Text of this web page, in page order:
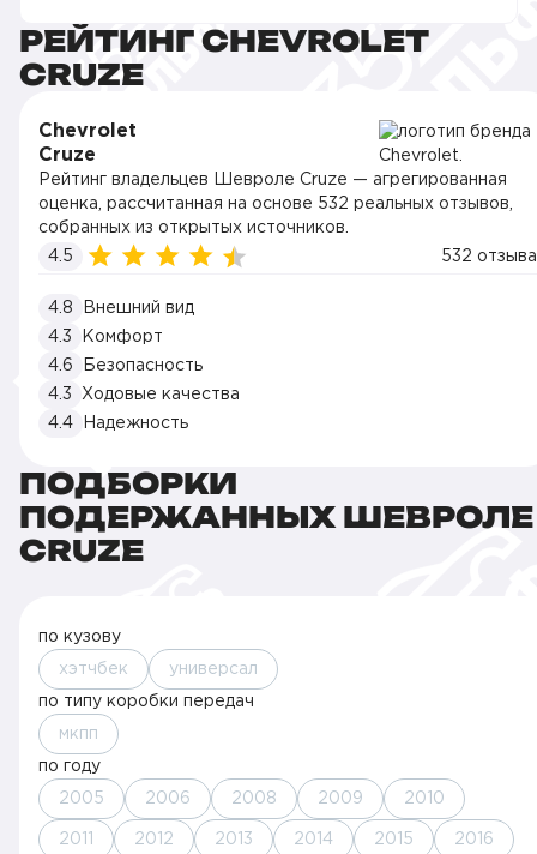
РЕЙТИНГ CHEVROLET
CRUZE
Chevrolet
Cruze
Рейтинг владельцев Шевроле Cruze — агрегированная
оценка, рассчитанная на основе 532 реальных отзывов,
собранных из открытых источников.
4.5
532 отзыва
4.8
Внешний вид
4.3
Комфорт
4.6
Безопасность
4.3
Ходовые качества
4.4
Надежность
ПОДБОРКИ
ПОДЕРЖАННЫХ ШЕВРОЛЕ
CRUZE
по кузову
хэтчбек универсал
по типу коробки передач
мкпп
по году
2005 2006 2008 2009 2010
2011 2012 2013 2014 2015 2016